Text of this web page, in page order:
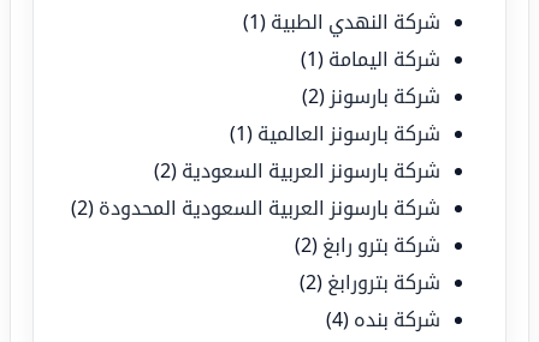
شركة النهدي الطبية (1)
شركة اليمامة (1)
شركة بارسونز (2)
شركة بارسونز العالمية (1)
شركة بارسونز العربية السعودية (2)
شركة بارسونز العربية السعودية المحدودة (2)
شركة بترو رابغ (2)
شركة بترورابغ (2)
شركة بنده (4)